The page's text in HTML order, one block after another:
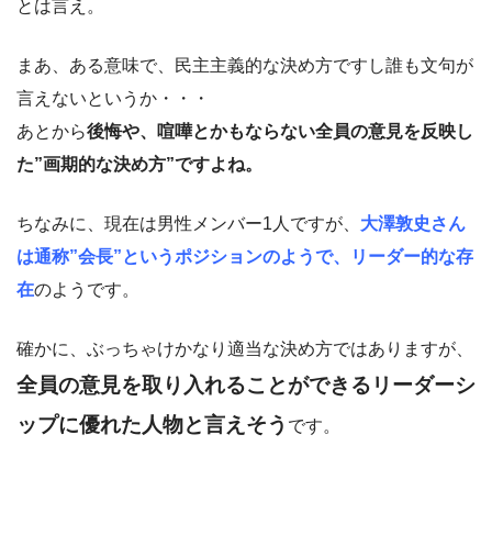
とは言え。
まあ、ある意味で、民主主義的な決め方ですし誰も文句が
言えないというか・・・
あとから後悔や、喧嘩とかもならない全員の意見を反映し
た”画期的な決め方”ですよね。
ちなみに、現在は男性メンバー1人ですが、 大澤敦史さん
は通称”会長”というポジションのようで、リーダー的な存
在のようです。
確かに、ぶっちゃけかなり適当な決め方ではありますが、
全員の意見を取り入れることができるリーダーシ
ップに優れた人物と言えそう です。